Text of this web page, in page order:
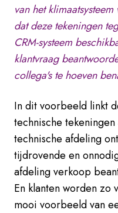
van het
dat deze tekeningen
CRM-systeem
klantvraag
collega's te hoeven
In dit voorbeeld linkt
technische tekeningen
technische afdeling
tijdrovende en
afdeling verkoop
En klanten worden zo
mooi voorbeeld van